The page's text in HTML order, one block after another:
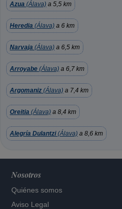
Azua (Álava) a 5,5 km
Heredia (Álava) a 6 km
Narvaja (Álava) a 6,5 km
Arroyabe (Álava) a 6,7 km
Argomaniz (Álava) a 7,4 km
Oreitia (Álava) a 8,4 km
Alegría Dulantzi(Álava) a 8,6 km
Nosotros
Quiénes somos
Aviso Legal